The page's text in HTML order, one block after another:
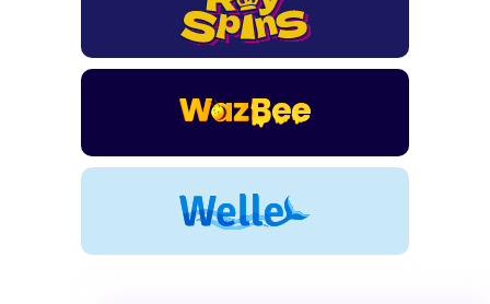
TSARS
חבילת קבלת פנים: בונוס 100% עד 300€ + 100 ספיני בונוס על
ההפקדה הראשונה
CASOO
בונוס מתגלגל עד 2,000 ₪ + 200 ספינים חינם לשחקנים